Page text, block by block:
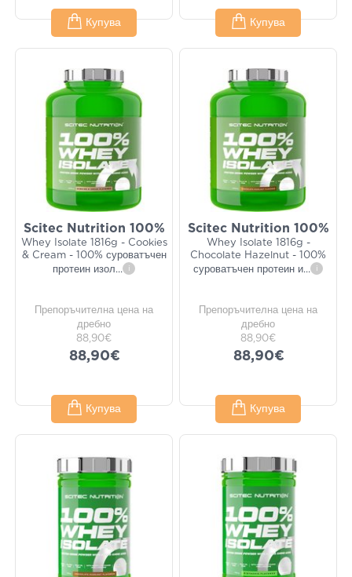
Купува Купува
Scitec Nutrition 100%
Whey Isolate 1816g - Cookies
& Cream - 100% суроватъчен
протеин изол... i
Препоръчителна цена на
дребно
88,90€
88,90€
Купува
Scitec Nutrition 100%
Whey Isolate 1816g -
Chocolate Hazelnut - 100%
суроватъчен протеин и... i
Препоръчителна цена на
дребно
88,90€
88,90€
Купува